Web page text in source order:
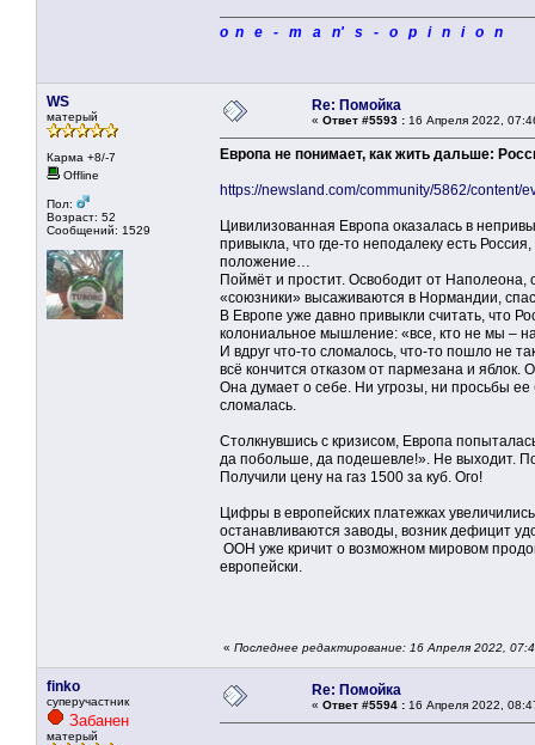
o n e - m a n' s - o p i n i o n
WS
матерый
Карма +8/-7
Offline
Пол:
Возраст: 52
Сообщений: 1529
Re: Помойка
« Ответ #5593 : 16 Апреля 2022,
Европа не понимает, как жить дальше:
https://newsland.com/community/5862/
Цивилизованная Европа оказалась в
привыкла, что где-то неподалеку есть
положение…
Поймёт и простит. Освободит от Наполеона,
«союзники» высаживаются в Нормандии,
В Европе уже давно привыкли считать, что
колониальное мышление: «все, кто не мы –
И вдруг что-то сломалось, что-то пошло не
всё кончится отказом от пармезана и яблок.
Она думает о себе. Ни угрозы, ни просьбы ее
сломалась.
Столкнувшись с кризисом, Европа
да побольше, да подешевле!». Не выходит.
Получили цену на газ 1500 за куб. Ого!
Цифры в европейских платежках
останавливаются заводы, возник дефицит
ООН уже кричит о возможном мировом
европейски.
« Последнее редактирование: 16 Апреля 2022,
finko
суперучастник
Забанен
матерый
Re: Помойка
« Ответ #5594 : 16 Апреля 2022,